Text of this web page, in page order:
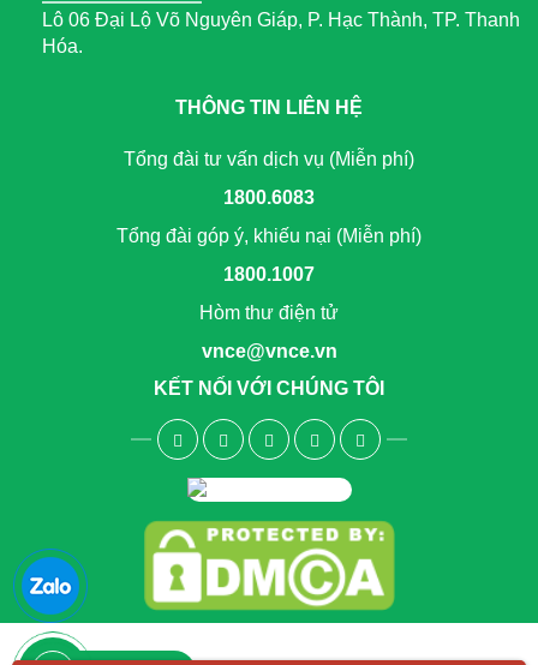
Lô 06 Đại Lộ Võ Nguyên Giáp, P. Hạc Thành, TP. Thanh
Hóa.
THÔNG TIN LIÊN HỆ
Tổng đài tư vấn dịch vụ (Miễn phí)
1800.6083
Tổng đài góp ý, khiếu nại (Miễn phí)
1800.1007
Hòm thư điện tử
vnce@vnce.vn
KẾT NỐI VỚI CHÚNG TÔI